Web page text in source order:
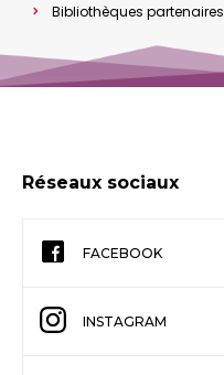
Bibliothèques partenaires
Réseaux sociaux
FACEBOOK
INSTAGRAM